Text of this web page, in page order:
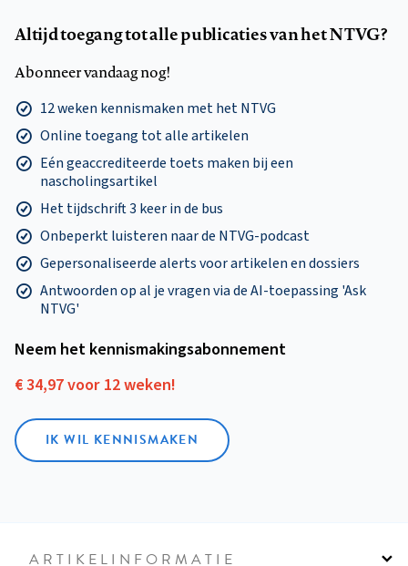
Altijd toegang tot alle publicaties van het NTVG?
Abonneer vandaag nog!
12 weken kennismaken met het NTVG
Online toegang tot alle artikelen
Eén geaccrediteerde toets maken bij een
nascholingsartikel
Het tijdschrift 3 keer in de bus
Onbeperkt luisteren naar de NTVG-podcast
Gepersonaliseerde alerts voor artikelen en dossiers
Antwoorden op al je vragen via de AI-toepassing 'Ask
NTVG'
Neem het kennismakings­abonnement
€ 34,97 voor 12 weken!
IK WIL KENNISMAKEN
ARTIKELINFORMATIE